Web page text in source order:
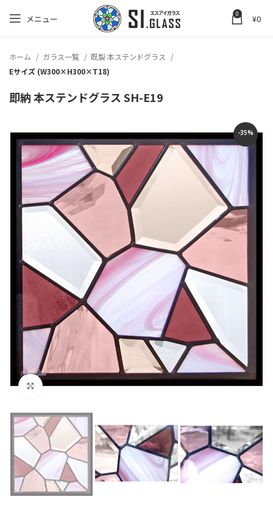
メニュー 0 ¥0
ホーム ガラス一覧
既製 本ステンドグラス
Eサイズ (W300×H300×T18)
即納 本ステンドグラス SH-E19
-35%
クリックして拡大